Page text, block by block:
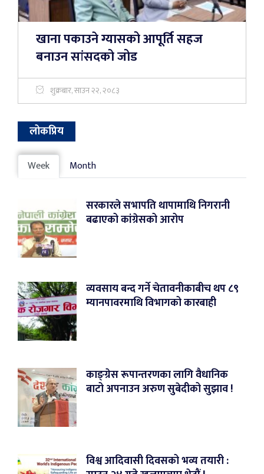
खाना पकाउने ग्यासको आपूर्ति सहज
बनाउन सांसदको जोड
शुक्रबार, साउन २२, २०८३
लोकप्रिय
Week Month
सरकारले सभापति थापामाथि निगरानी
बढाएको कांग्रेसको आरोप
व्यवसाय बन्द गर्ने चेतावनीकाबीच थप ८९
म्यानपावरमाथि विभागको कारबाही
काङ्ग्रेस रूपान्तरणका लागि वैधानिक
बाटो अपनाउन अरुण सुबेदीको सुझाव !
विश्व आदिवासी दिवसको भव्य तयारी :